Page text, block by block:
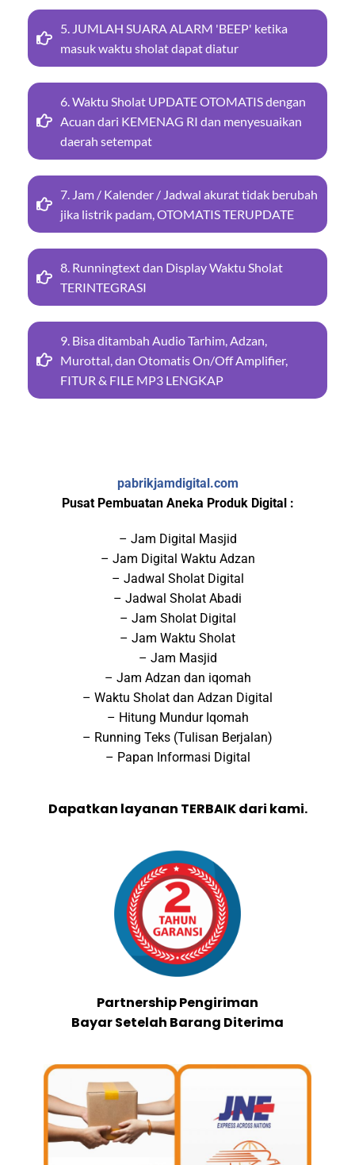
5. JUMLAH SUARA ALARM 'BEEP' ketika
masuk waktu sholat dapat diatur
6. Waktu Sholat UPDATE OTOMATIS dengan
Acuan dari KEMENAG RI dan menyesuaikan
daerah setempat
7. Jam / Kalender / Jadwal akurat tidak berubah
jika listrik padam, OTOMATIS TERUPDATE
8. Runningtext dan Display Waktu Sholat
TERINTEGRASI
9. Bisa ditambah Audio Tarhim, Adzan,
Murottal, dan Otomatis On/Off Amplifier,
FITUR & FILE MP3 LENGKAP
pabrikjamdigital.com
Pusat Pembuatan Aneka Produk Digital :
– Jam Digital Masjid
– Jam Digital Waktu Adzan
– Jadwal Sholat Digital
– Jadwal Sholat Abadi
– Jam Sholat Digital
– Jam Waktu Sholat
– Jam Masjid
– Jam Adzan dan iqomah
– Waktu Sholat dan Adzan Digital
– Hitung Mundur Iqomah
– Running Teks (Tulisan Berjalan)
– Papan Informasi Digital
Dapatkan layanan TERBAIK dari kami.
Partnership Pengiriman
Bayar Setelah Barang Diterima